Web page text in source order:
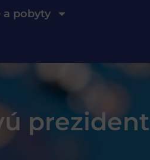
a pobyty